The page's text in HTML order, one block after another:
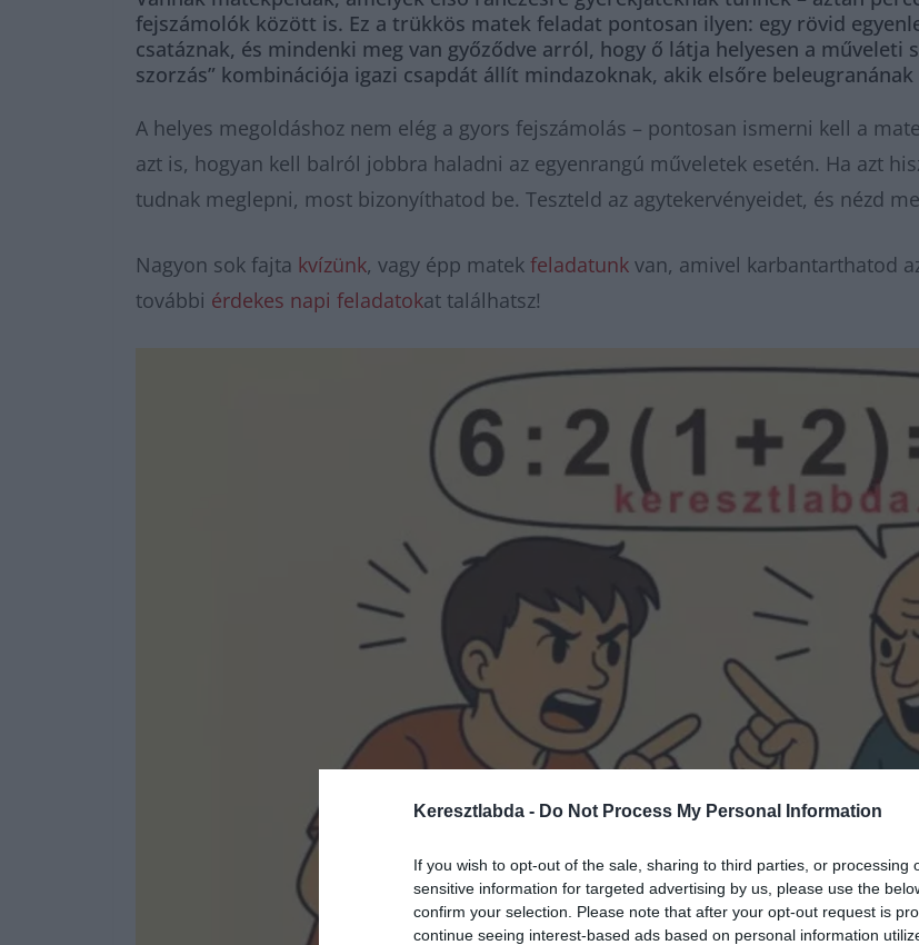
Keresztlabda - Do Not Process My Personal Information
If you wish to opt-out of the sale, sharing to third parties, or processing
sensitive information for targeted advertising by us, please use the
confirm your selection. Please note that after your opt-out request is
continue seeing interest-based ads based on personal information
fejszámolók között is. Ez a trükkös matek feladat pontosan ilyen: egy rövid
csatáznak, és mindenki meg van győződve arról, hogy ő látja helyesen a
szorzás” kombinációja igazi csapdát állít mindazoknak, akik elsőre beleugranának
A helyes megoldáshoz nem elég a gyors fejszámolás – pontosan ismerni kell a
azt is, hogyan kell balról jobbra haladni az egyenrangú műveletek esetén. Ha azt
tudnak meglepni, most bizonyíthatod be. Teszteld az agytekervényeidet, és nézd
Nagyon sok fajta kvízünk, vagy épp matek feladatunk van, amivel karbantarthatod
további érdekes napi feladatokat találhatsz!